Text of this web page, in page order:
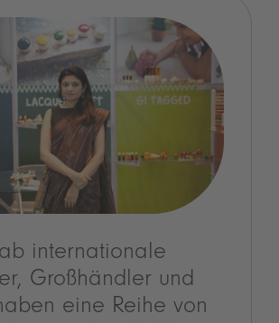
internationale
Großhändler und
eine Reihe von